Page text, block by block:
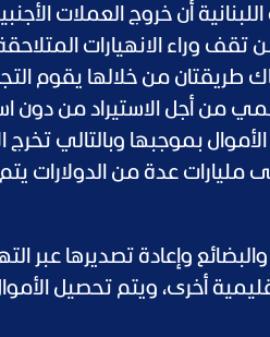
أن خروج العملات
الانهيارات المتلاحقة
طريقتان من خلالها يقوم
من أجل الاستيراد من دون
بموجبها وبالتالي
مليارات عدة من الدولارات
والبضائع وإعادة تصديرها
أخرى، ويتم تحصيل